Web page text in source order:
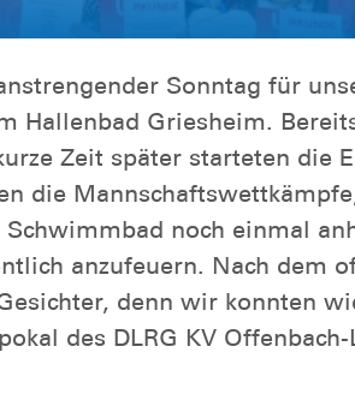
Sonntag für
Hallenbad Griesheim.
Zeit später starteten die
die
noch einmal
anzufeuern. Nach dem
denn wir konnten
des DLRG KV